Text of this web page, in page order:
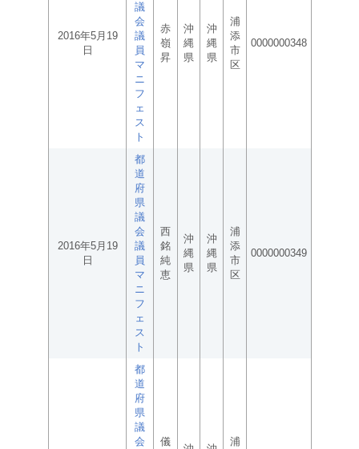
2016年5月19
日
議
会
議
員
マ
ニ
フ
ェ
ス
ト
赤
嶺
昇
沖
縄
県
沖
縄
県
浦
添
市
区
0000000348
2016年5月19
日
都
道
府
県
議
会
議
員
マ
ニ
フ
ェ
ス
ト
西
銘
純
恵
沖
縄
県
沖
縄
県
浦
添
市
区
0000000349
都
道
府
県
議
会
儀 浦